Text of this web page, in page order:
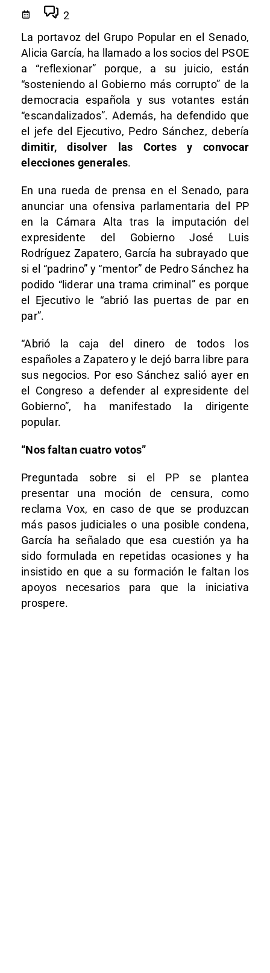
2
La portavoz del Grupo Popular en el Senado,
Alicia García, ha llamado a los socios del PSOE
a “reflexionar” porque, a su juicio, están
“sosteniendo al Gobierno más corrupto” de la
democracia española y sus votantes están
“escandalizados”. Además, ha defendido que
el jefe del Ejecutivo, Pedro Sánchez, debería
dimitir, disolver las Cortes y convocar
elecciones generales.
En una rueda de prensa en el Senado, para
anunciar una ofensiva parlamentaria del PP
en la Cámara Alta tras la imputación del
expresidente del Gobierno José Luis
Rodríguez Zapatero, García ha subrayado que
si el “padrino” y “mentor” de Pedro Sánchez ha
podido “liderar una trama criminal” es porque
el Ejecutivo le “abrió las puertas de par en
par”.
“Abrió la caja del dinero de todos los
españoles a Zapatero y le dejó barra libre para
sus negocios. Por eso Sánchez salió ayer en
el Congreso a defender al expresidente del
Gobierno”, ha manifestado la dirigente
popular.
“Nos faltan cuatro votos”
Preguntada sobre si el PP se plantea
presentar una moción de censura, como
reclama Vox, en caso de que se produzcan
más pasos judiciales o una posible condena,
García ha señalado que esa cuestión ya ha
sido formulada en repetidas ocasiones y ha
insistido en que a su formación le faltan los
apoyos necesarios para que la iniciativa
prospere.